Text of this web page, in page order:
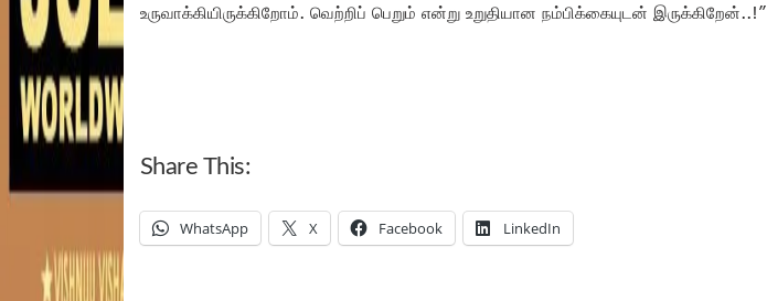
உருவாக்கியிருக்கிறோம். வெற்றிப் பெறும் என்று உறுதியான நம்பிக்கையுடன் இருக்கிறேன்..!”
Share This:
WhatsApp X Facebook LinkedIn